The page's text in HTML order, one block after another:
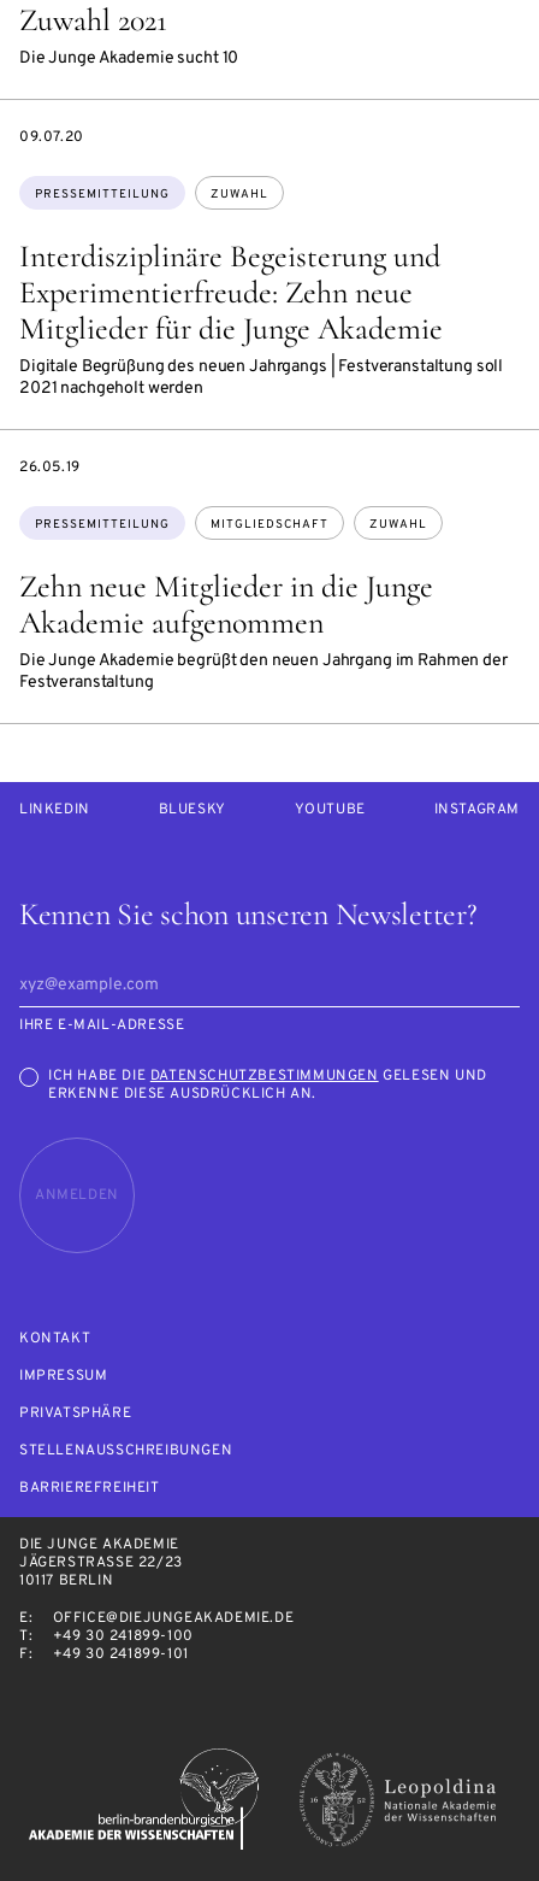
Zuwahl 2021
Die Junge Akademie sucht 10
Interdisziplinäre Begeisterung und
Experimentierfreude: Zehn neue
Mitglieder für die Junge Akademie
Digitale Begrüßung des neuen Jahrgangs | Festveranstaltung soll
2021 nachgeholt werden
Themen:
PRESSEMITTEILUNG ZUWAHL
DATE
09.07.20
Zehn neue Mitglieder in die Junge
Akademie aufgenommen
Die Junge Akademie begrüßt den neuen Jahrgang im Rahmen der
Festveranstaltung
Themen:
PRESSEMITTEILUNG MITGLIEDSCHAFT ZUWAHL
DATE
26.05.19
Kennen Sie schon unseren Newsletter?
IHRE E-MAIL-ADRESSE
ICH HABE DIEDATENSCHUTZBESTIMMUNGENGELESEN UND
ERKENNE DIESE AUSDRÜCKLICH AN.
ANMELDEN
LINKEDIN BLUESKY YOUTUBE INSTAGRAM
KONTAKT
IMPRESSUM
PRIVATSPHÄRE
STELLENAUSSCHREIBUNGEN
BARRIEREFREIHEIT
DIE JUNGE AKADEMIE
JÄGERSTRASSE 22/23
10117 BERLIN
E:
OFFICE@DIEJUNGEAKADEMIE.DE
T:
+49 30 241899-100
F:
+49 30 241899-101